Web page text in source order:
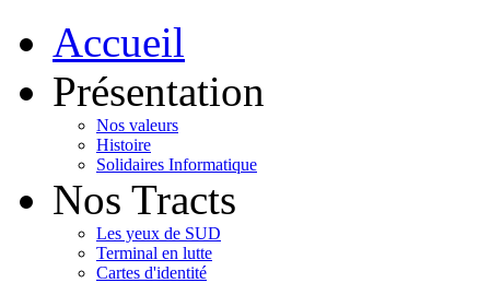
Accueil
Présentation
Nos valeurs
Histoire
Solidaires Informatique
Nos Tracts
Les yeux de SUD
Terminal en lutte
Cartes d'identité